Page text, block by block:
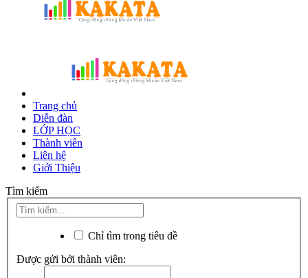
Trang chủ
Diễn đàn
LỚP HỌC
Thành viên
Liên hệ
Giới Thiệu
Tìm kiếm
Chỉ tìm trong tiêu đề
Được gửi bởi thành viên: